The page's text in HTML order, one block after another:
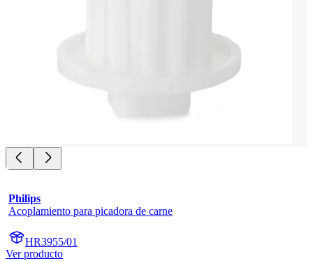
Philips
Acoplamiento para picadora de carne
HR3955/01
Ver producto